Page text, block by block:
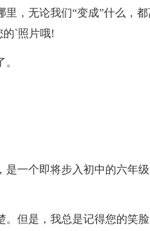
，无论我们“变成”什么，
的`照片哦!
一个即将步入初中的六年级
但是，我总是记得您的笑